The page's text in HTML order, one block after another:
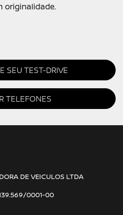
originalidade.
TELEFONES
SEU TEST-DRIVE
DE VEICULOS LTDA
0001-00